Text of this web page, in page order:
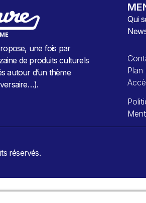
une fois par
de produits culturels
autour d’un thème
Qui
Plan
réservés.